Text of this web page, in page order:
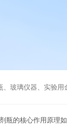
、玻璃仪器、实验
瓶的核心作用原理